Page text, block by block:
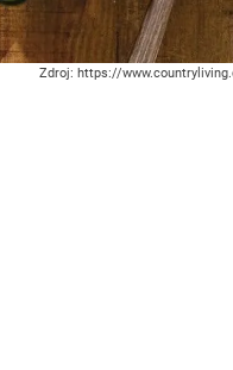
Zdroj: https://